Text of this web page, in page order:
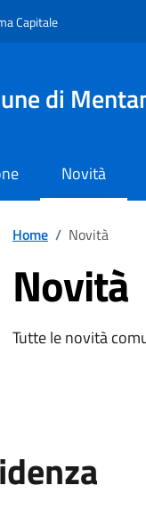
Capitale
di
Novità
Home / Novità
Novità
Tutte le novità